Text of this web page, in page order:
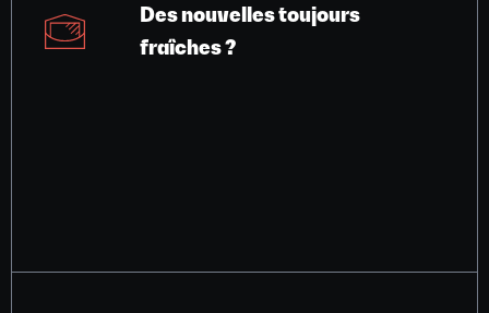
Des nouvelles toujours
fraîches ?